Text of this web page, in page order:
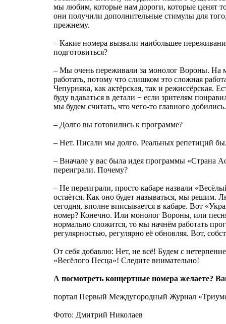
мы любим, которые нам дороги, которые ценят
они получили дополнительные стимулы для
прежнему.
– Какие номера вызвали наибольшее
подготовиться?
– Мы очень переживали за монолог Вороны. На
работать, потому что слишком это сложная
Чепурняка, как актёрская, так и режиссёрская.
буду вдаваться в детали − если зрителям
мы будем считать, что чего-то главного добились.
– Долго вы готовились к программе?
– Нет. Писали мы долго. Реальных репетиций
– Вначале у вас была идея программы «Страна
переиграли. Почему?
– Не переиграли, просто кабаре назвали
остаётся. Как оно будет называться, мы решим.
сегодня, вполне вписывается в кабаре. Вот
номер? Конечно. Или монолог Вороны, или
нормально сложится, то мы начнём работать
регулярностью, регулярно её обновляя. Вот,
От себя добавлю: Нет, не всё! Будем с
«Весёлого Песца»! Следите внимательно!
А посмотреть концертные номера желаете?
портал Первый Междугородный Журнал
Фото: Дмитрий Николаев